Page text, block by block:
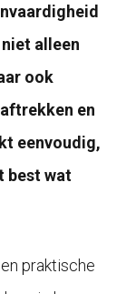
alleen
ook
en
eenvoudig,
best wat
praktische